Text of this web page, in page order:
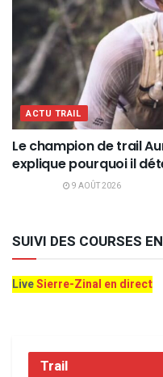
ACTU TRAIL
Le champion de trail
explique pourquoi il
9 AOÛT 2026
SUIVI DES COURSES
LiveSierre-Zinal en direct
Trail